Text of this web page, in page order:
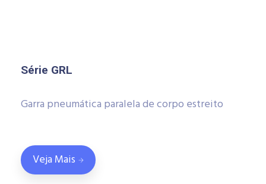
Série GRL
Garra pneumática paralela de corpo estreito
Veja Mais